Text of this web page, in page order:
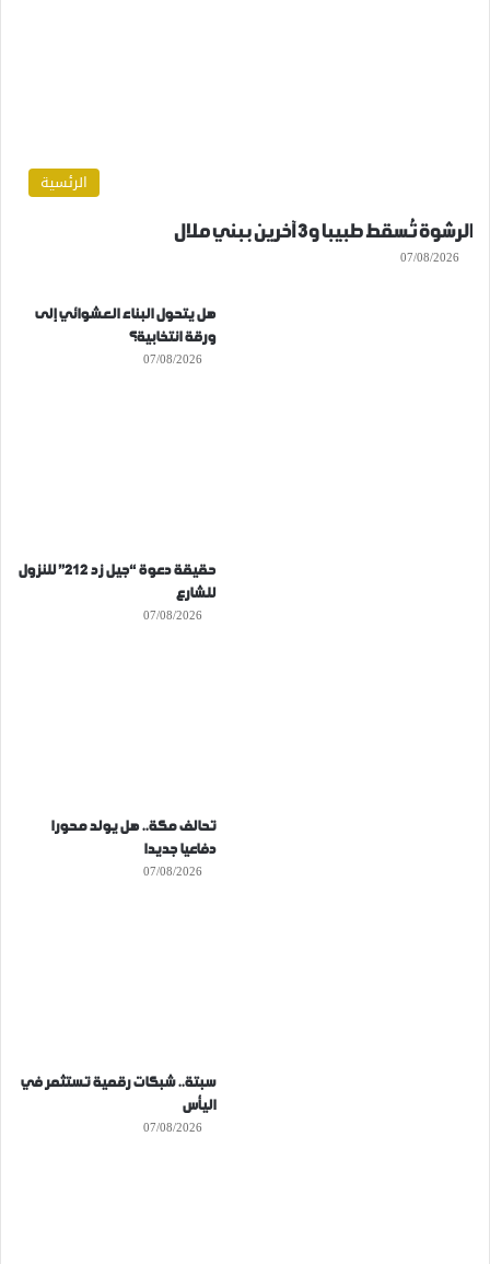
الرئسية
الرشوة تُسقط طبيبا و3 آخرين ببني ملال
07/08/2026
هل يتحول البناء العشوائي إلى
ورقة انتخابية؟
07/08/2026
حقيقة دعوة “جيل زد 212” للنزول
للشارع
07/08/2026
تحالف مكة.. هل يولد محورا
دفاعيا جديدا
07/08/2026
سبتة.. شبكات رقمية تستثمر في
اليأس
07/08/2026